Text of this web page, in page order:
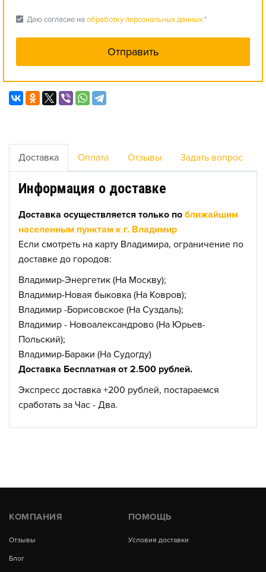
check_box Даю согласие на обработку персональных данных*
Доставка Оплата Отзывы Задать вопрос
Информация о доставке
Доставка осуществляется только по ближайшим
населенным пунктам к г. Владимир
Если смотреть на карту Владимира, ограничение по
доставке до городов:
Владимир-Энергетик (На Москву);
Владимир-Новая быковка (На Ковров);
Владимир -Борисовское (На Суздаль);
Владимир - Новоалександрово (На Юрьев-
Польский);
Владимир-Бараки (На Судогду)
Доставка Бесплатная от 2.500 рублей.
Экспресс доставка +200 рублей, постараемся
сработать за Час - Два.
КОМПАНИЯ
Отзывы
Блог
ПОМОЩЬ
Условия доставки